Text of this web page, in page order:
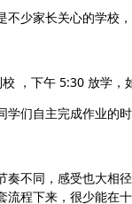
少家长关心的学校，
，下午 5:30 放学，
学们自主完成作业的
不同，感受也大相径
流程下来，很少能